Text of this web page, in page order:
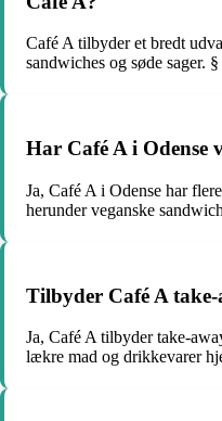
Café A tilbyder et bredt
sandwiches og søde sager. §
Har Café A i Odense
Ja, Café A i Odense har
herunder veganske
Tilbyder Café A take-
Ja, Café A tilbyder take-
lækre mad og drikkevarer